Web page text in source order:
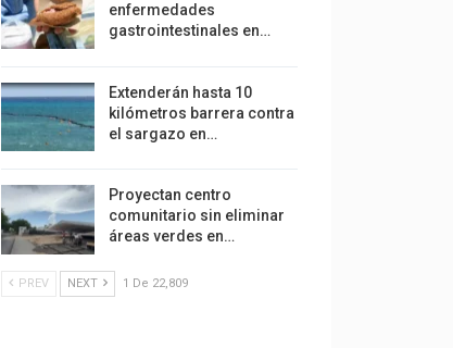
enfermedades
gastrointestinales en…
Extenderán hasta 10
kilómetros barrera contra
el sargazo en…
Proyectan centro
comunitario sin eliminar
áreas verdes en…
PREV NEXT 1 De 22,809